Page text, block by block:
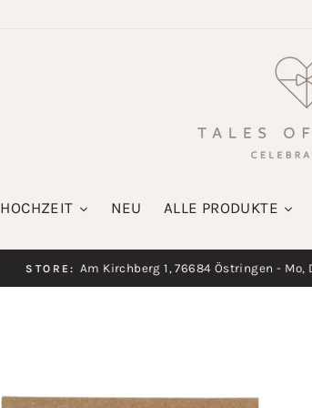
HOCHZEIT NEU ALLE PRODUKTE
STORE: Am Kirchberg 1, 76684 Östringen - Mo,